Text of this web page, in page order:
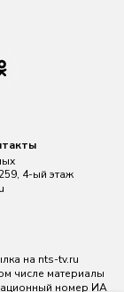
4-ый этаж
на nts-tv.ru
числе материалы
номер ИА